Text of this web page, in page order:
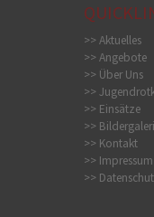
>> Aktuelles
>> Angebote
>> Über Uns
>>
>> Einsätze
>>
>> Kontakt
>> Impressum
>>